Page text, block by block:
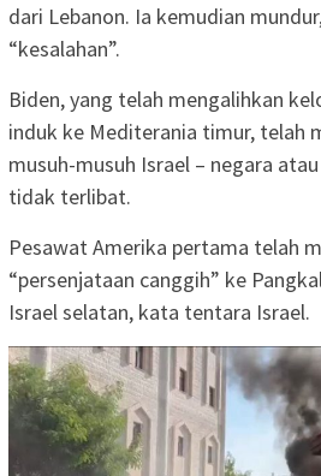
dari Lebanon. Ia kemudian
“kesalahan”.
Biden, yang telah mengalihkan
induk ke Mediterania timur, telah
musuh-musuh Israel – negara
tidak terlibat.
Pesawat Amerika pertama telah
“persenjataan canggih” ke
Israel selatan, kata tentara Israel.